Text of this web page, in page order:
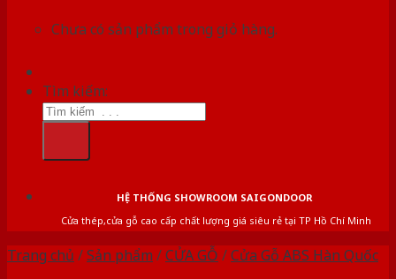
Chưa có sản phẩm trong giỏ hàng.
Tìm kiếm:
HỆ THỐNG SHOWROOM SAIGONDOOR
Cửa thép,cửa gỗ cao cấp chất lượng giá siêu rẻ tại TP Hồ Chí Minh
Trang chủ /Sản phẩm /CỬA GỖ /Cửa Gỗ ABS Hàn Quốc